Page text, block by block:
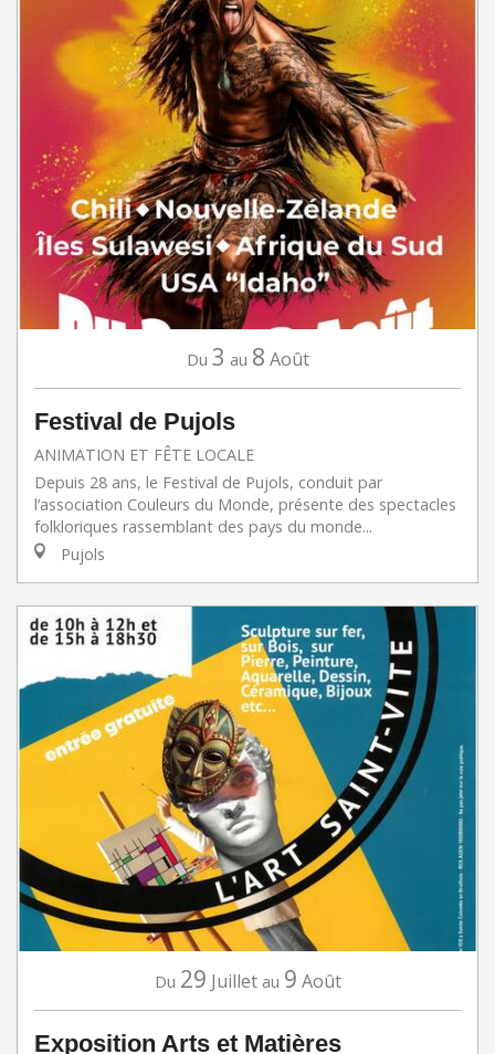
Du 3 au 8 Août
Festival de Pujols
ANIMATION ET FÊTE LOCALE
Depuis 28 ans, le Festival de Pujols, conduit par
l’association Couleurs du Monde, présente des spectacles
folkloriques rassemblant des pays du monde...
Pujols
Du 29 Juillet au 9 Août
Exposition Arts et Matières